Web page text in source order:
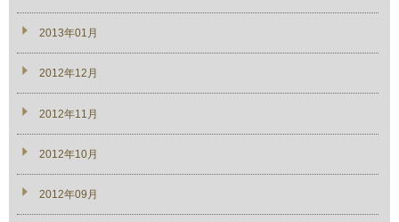
2013年01月
2012年12月
2012年11月
2012年10月
2012年09月